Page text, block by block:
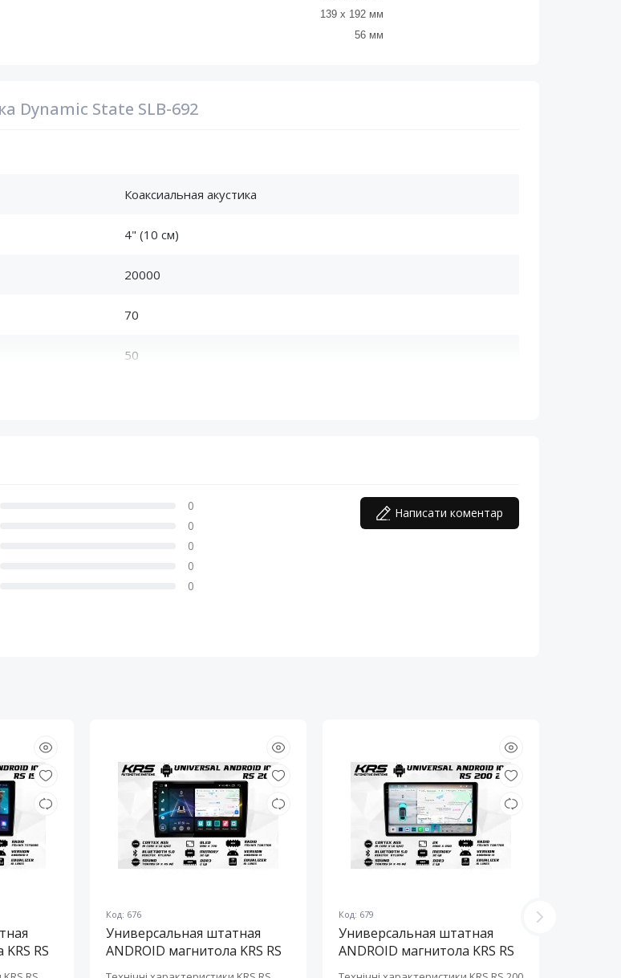
139 x 192 мм
56 мм
Dynamic State SLB-692
Коаксиальная акустика
4" (10 см)
20000
70
50
0
0
0
0
0
Написати коментар
RS
Код: 676
Универсальная штатная
ANDROID магнитола KRS RS
Код: 679
Универсальная штатная
ANDROID магнитола KRS RS